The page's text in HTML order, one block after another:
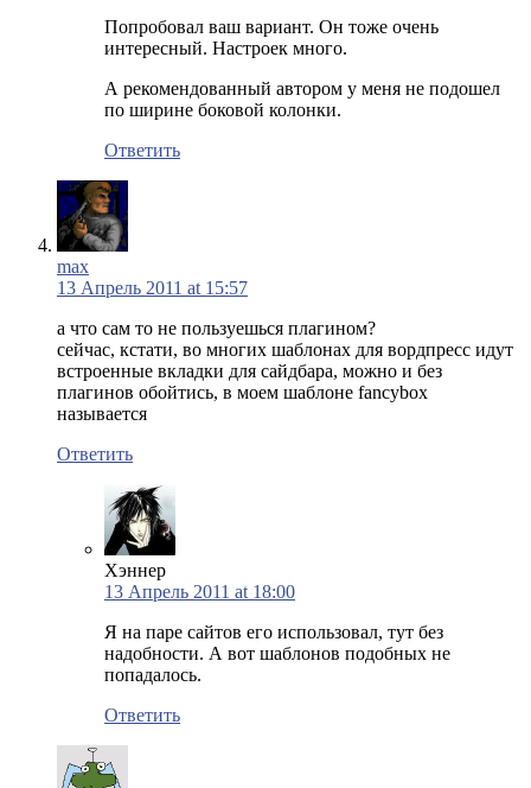
Попробовал ваш вариант. Он тоже очень
интересный. Настроек много.
А рекомендованный автором у меня не подошел
по ширине боковой колонки.
Ответить
max
13 Апрель 2011 at 15:57
а что сам то не пользуешься плагином?
сейчас, кстати, во многих шаблонах для вордпресс идут
встроенные вкладки для сайдбара, можно и без
плагинов обойтись, в моем шаблоне fancybox
называется
Ответить
Хэннер
13 Апрель 2011 at 18:00
Я на паре сайтов его использовал, тут без
надобности. А вот шаблонов подобных не
попадалось.
Ответить